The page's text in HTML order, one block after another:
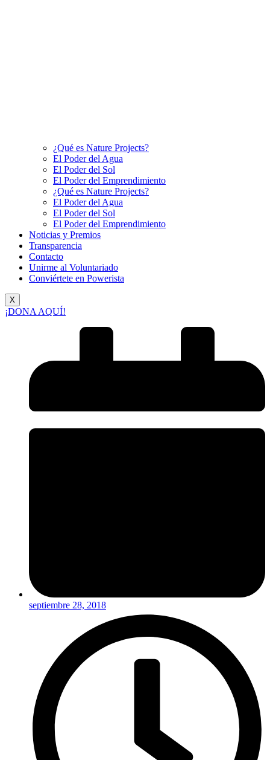
¿Qué es Nature Projects?
El Poder del Agua
El Poder del Sol
El Poder del Emprendimiento
¿Qué es Nature Projects?
El Poder del Agua
El Poder del Sol
El Poder del Emprendimiento
Noticias y Premios
Transparencia
Contacto
Unirme al Voluntariado
Conviértete en Powerista
X
¡DONA AQUÍ!
septiembre 28, 2018